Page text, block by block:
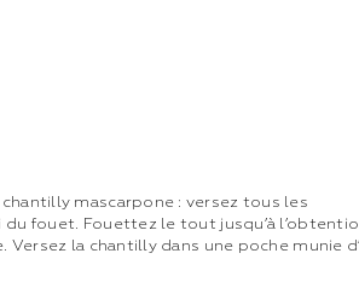
mascarpone : versez tous les
fouet. Fouettez le tout jusqu’à
Versez la chantilly dans une poche munie